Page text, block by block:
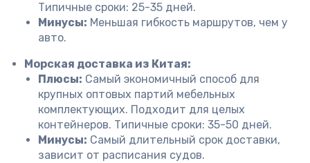
Типичные сроки: 25-35 дней.
Минусы: Меньшая гибкость маршрутов, чем у
авто.
Морская доставка из Китая:
Плюсы: Самый экономичный способ для
крупных оптовых партий мебельных
комплектующих. Подходит для целых
контейнеров. Типичные сроки: 35-50 дней.
Минусы: Самый длительный срок доставки,
зависит от расписания судов.